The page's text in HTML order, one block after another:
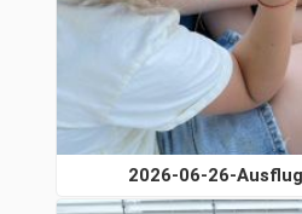
2026-06-26-